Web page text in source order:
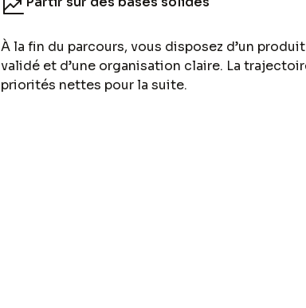
À la fin du parcours, vous disposez d’un
validé et d’une organisation claire. La
priorités nettes pour la suite.